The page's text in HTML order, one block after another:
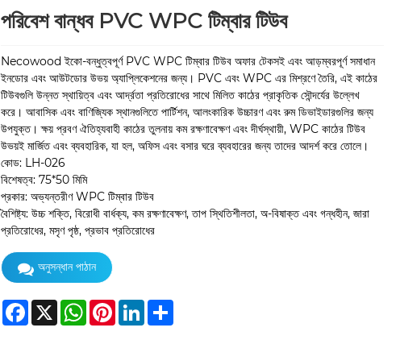
পরিবেশ বান্ধব PVC WPC টিম্বার টিউব
Necowood ইকো-বন্ধুত্বপূর্ণ PVC WPC টিম্বার টিউব অফার টেকসই এবং আড়ম্বরপূর্ণ সমাধান
ইনডোর এবং আউটডোর উভয় অ্যাপ্লিকেশনের জন্য। PVC এবং WPC এর মিশ্রণে তৈরি, এই কাঠের
টিউবগুলি উন্নত স্থায়িত্ব এবং আর্দ্রতা প্রতিরোধের সাথে মিলিত কাঠের প্রাকৃতিক সৌন্দর্যের উল্লেখ
করে। আবাসিক এবং বাণিজ্যিক স্থানগুলিতে পার্টিশন, আলংকারিক উচ্চারণ এবং রুম ডিভাইডারগুলির জন্য
উপযুক্ত। ক্ষয় প্রবণ ঐতিহ্যবাহী কাঠের তুলনায় কম রক্ষণাবেক্ষণ এবং দীর্ঘস্থায়ী, WPC কাঠের টিউব
উভয়ই মার্জিত এবং ব্যবহারিক, যা হল, অফিস এবং বসার ঘরে ব্যবহারের জন্য তাদের আদর্শ করে তোলে।
কোড: LH-026
বিশেষত্ব: 75*50 মিমি
প্রকার: অভ্যন্তরীণ WPC টিম্বার টিউব
বৈশিষ্ট্য: উচ্চ শক্তি, বিরোধী বার্ধক্য, কম রক্ষণাবেক্ষণ, তাপ স্থিতিশীলতা, অ-বিষাক্ত এবং গন্ধহীন, জারা
প্রতিরোধের, মসৃণ পৃষ্ঠ, প্রভাব প্রতিরোধের
অনুসন্ধান পাঠান
Facebook
X WhatsApp
PinterestLinkedIn